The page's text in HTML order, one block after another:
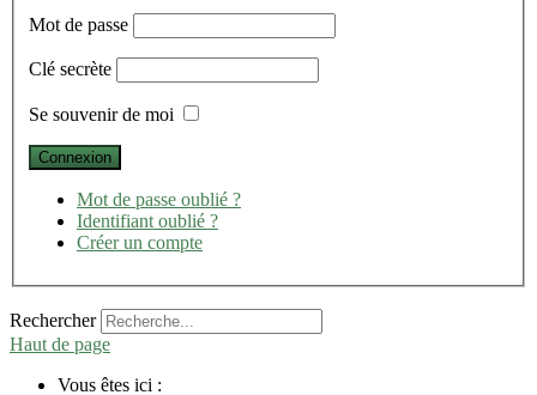
Mot de passe
Clé secrète
Se souvenir de moi
Mot de passe oublié ?
Identifiant oublié ?
Créer un compte
Rechercher
Haut de page
Vous êtes ici :